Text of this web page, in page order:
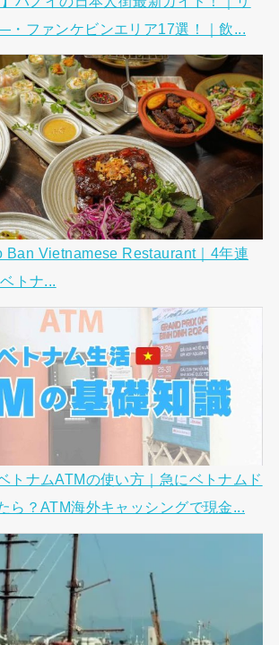
・ファンケビンエリア17選！｜飲...
Ban Vietnamese Restaurant｜4年連
トナ...
トナムATMの使い方｜急にベトナムド
ら？ATM海外キャッシングで現金...